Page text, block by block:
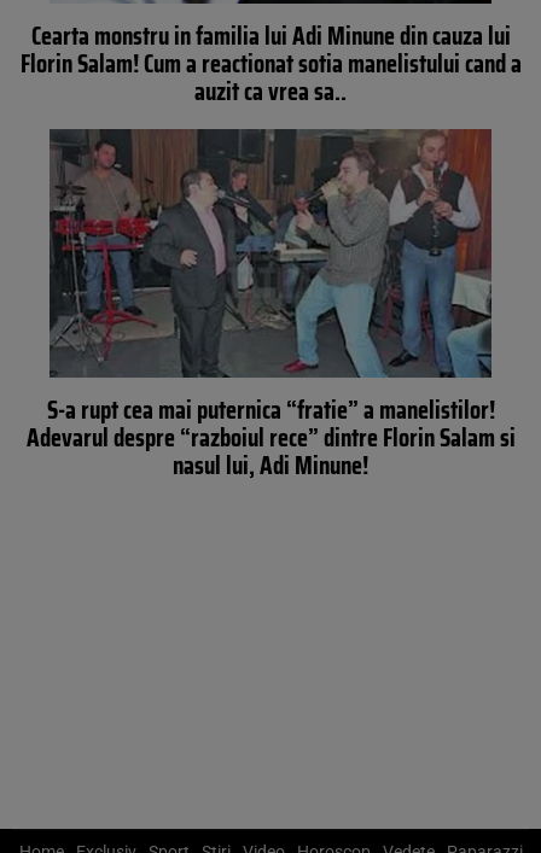
Cearta monstru in familia lui Adi Minune din cauza lui
Florin Salam! Cum a reactionat sotia manelistului cand a
auzit ca vrea sa..
S-a rupt cea mai puternica “fratie” a manelistilor!
Adevarul despre “razboiul rece” dintre Florin Salam si
nasul lui, Adi Minune!